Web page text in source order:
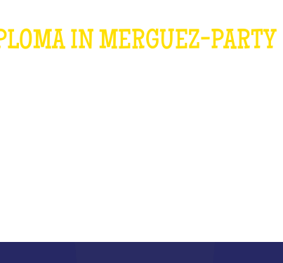
IN MERGUEZ-PARTY